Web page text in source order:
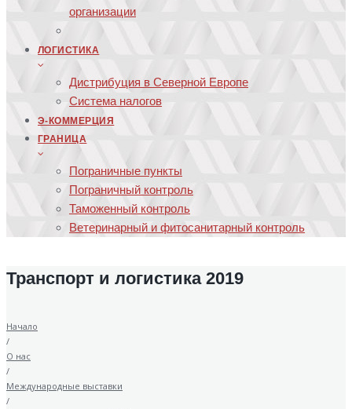
организации
ЛОГИСТИКА
Дистрибуция в Северной Европе
Система налогов
Э-КОММЕРЦИЯ
ГРАНИЦА
Пограничные пункты
Пограничный контроль
Таможенный контроль
Ветеринарный и фитосанитарный контроль
Транспорт и логистика 2019
Начало
/
О нас
/
Международные выставки
/